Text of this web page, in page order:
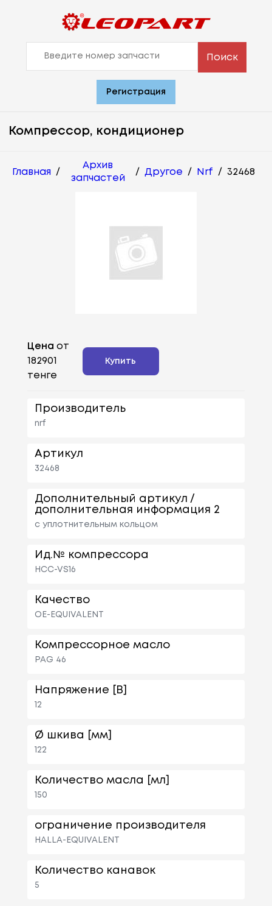
Поиск
Регистрация
Компрессор, кондиционер
Главная /
Архив
запчастей
/ Другое / Nrf / 32468
Цена от
182901
тенге
Купить
Производитель
nrf
Артикул
32468
Дополнительный артикул /
дополнительная информация 2
с уплотнительным кольцом
Ид.№ компрессора
HCC-VS16
Качество
OE-EQUIVALENT
Компрессорное масло
PAG 46
Напряжение [В]
12
Ø шкива [мм]
122
Количество масла [мл]
150
ограничение производителя
HALLA-EQUIVALENT
Количество канавок
5